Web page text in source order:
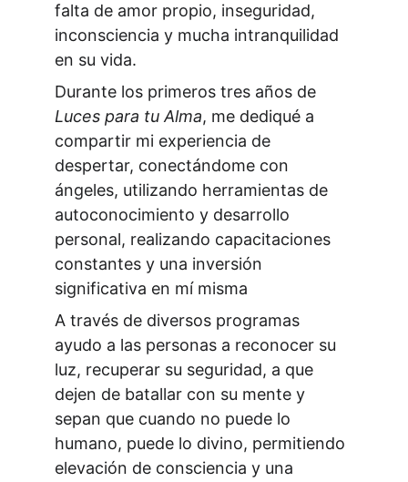
falta de amor propio, inseguridad,
inconsciencia y mucha intranquilidad
en su vida.
Durante los primeros tres años de
Luces para tu Alma, me dediqué a
compartir mi experiencia de
despertar, conectándome con
ángeles, utilizando herramientas de
autoconocimiento y desarrollo
personal, realizando capacitaciones
constantes y una inversión
significativa en mí misma
A través de diversos programas
ayudo a las personas a reconocer su
luz, recuperar su seguridad, a que
dejen de batallar con su mente y
sepan que cuando no puede lo
humano, puede lo divino, permitiendo
elevación de consciencia y una